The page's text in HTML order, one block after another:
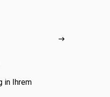
in Ihrem